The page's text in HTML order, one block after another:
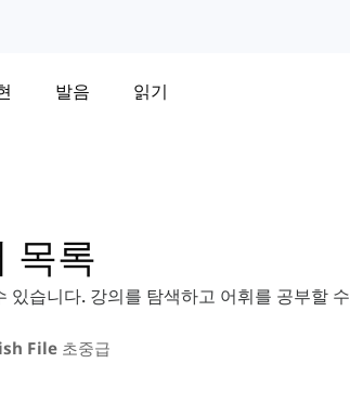
발음 읽기
목록
습니다. 강의를 탐색하고 어휘를 공부할 수
File 초중급